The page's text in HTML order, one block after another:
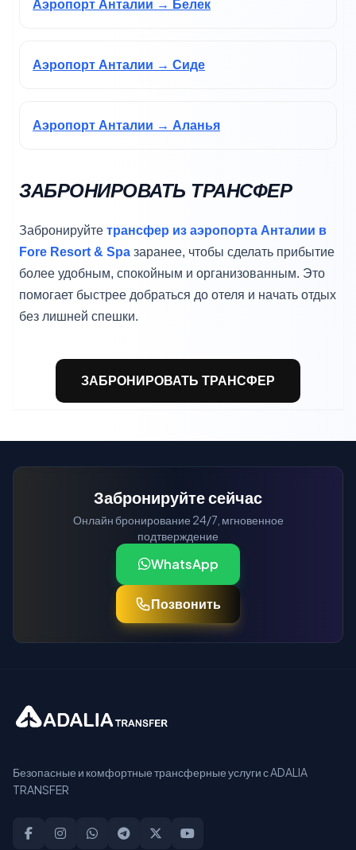
Аэропорт Анталии → Белек
Аэропорт Анталии → Сиде
Аэропорт Анталии → Аланья
ЗАБРОНИРОВАТЬ ТРАНСФЕР
Забронируйте трансфер из аэропорта Анталии в
Fore Resort & Spa заранее, чтобы сделать прибытие
более удобным, спокойным и организованным. Это
помогает быстрее добраться до отеля и начать отдых
без лишней спешки.
ЗАБРОНИРОВАТЬ ТРАНСФЕР
Забронируйте сейчас
Онлайн бронирование 24/7, мгновенное
подтверждение
WhatsApp
Позвонить
Безопасные и комфортные трансферные услуги с ADALIA
TRANSFER